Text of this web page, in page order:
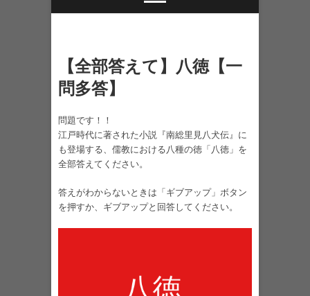
【全部答えて】八徳【一
問多答】
問題です！！
江戸時代に著された小説『南総里見八犬伝』に
も登場する、儒教における八種の徳「八徳」を
全部答えてください。
答えがわからないときは「ギブアップ」ボタン
を押すか、ギブアップと回答してください。